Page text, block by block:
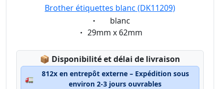
Brother étiquettes blanc (DK11209)
Eigenschaft:
blanc
Eigenschaft:
29mm x 62mm
📦 Lagerstatus:
Disponibilité et délai de livraison
🚛
812x en entrepôt externe – Expédition sous
environ 2-3 jours ouvrables